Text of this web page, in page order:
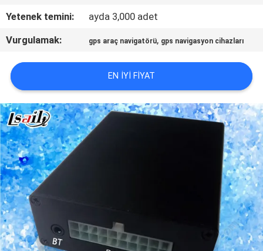
HABERLER
VAKALAR
SITE
HARITASI
PRIVACY
POLICY
Yetenek temini:
ayda 3,000 adet
Vurgulamak:
gps araç navigatörü, gps navigasyon cihazları
EN IYI FIYAT